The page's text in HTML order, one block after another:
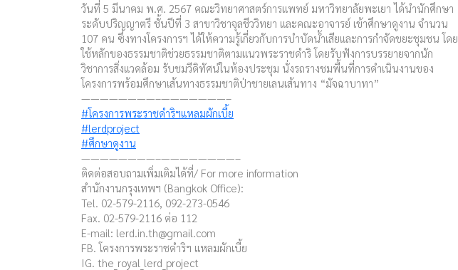
วันที่ 5 มีนาคม พ.ศ. 2567 คณะวิทยาศาสตร์การแพทย์ มหาวิทยาลัยพะเยา ได้นำนักศึกษา
ระดับปริญญาตรี ชั้นปีที่ 3 สาขาวิชาจุลชีววิทยา และคณะอาจารย์ เข้าศึกษาดูงาน จำนวน
107 คน ซึ่งทางโครงการฯ ได้ให้ความรู้เกี่ยวกับการบำบัดน้ำเสียและการกำจัดขยะชุมชน โดย
ใช้หลักของธรรมชาติช่วยธรรมชาติตามแนวพระราชดำริ โดยรับฟังการบรรยายจากนัก
วิชาการสิ่งแวดล้อม รับชมวีดิทัศน์ในห้องประชุม นั่งรถรางชมพื้นที่การดำเนินงานของ
โครงการพร้อมศึกษาเส้นทางธรรมชาติป่าชายเลนเส้นทาง “มัจฉาบาทา”
————————–———————–
#โครงการพระราชดำริฯแหลมผักเบี้ย
#lerdproject
#ศึกษาดูงาน
————————–————————–
ติดต่อสอบถามเพิ่มเติมได้ที่/ For more information
สำนักงานกรุงเทพฯ (Bangkok Office):
Tel. 02-579-2116, 092-273-0546
Fax. 02-579-2116 ต่อ 112
E-mail: lerd.in.th@gmail.com
FB. โครงการพระราชดำริฯ แหลมผักเบี้ย
IG. the_royal_lerd_project